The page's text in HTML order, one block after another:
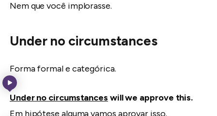
Nem que você implorasse.
Under no circumstances
Forma formal e categórica.
Under no circumstances will we approve this.
Em hipótese algumavamos aprovar isso.